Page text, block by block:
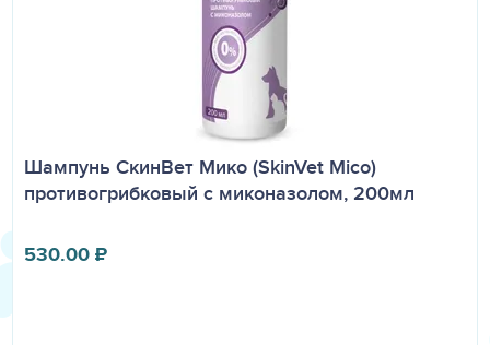
Шампунь СкинВет Мико (SkinVet Mico)
противогрибковый с миконазолом, 200мл
530.00₽